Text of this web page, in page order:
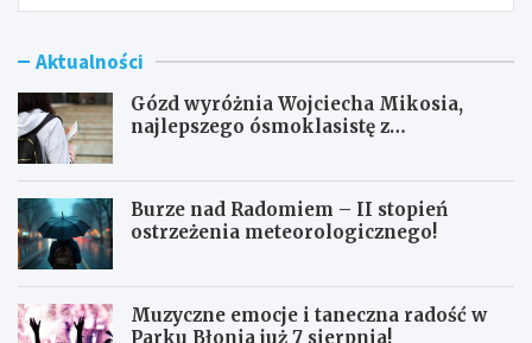
Aktualności
Gózd wyróżnia Wojciecha Mikosia,
najlepszego ósmoklasistę z
Burze nad Radomiem – II stopień
ostrzeżenia meteorologicznego!
Muzyczne emocje i taneczna radość w
Parku Błonia już 7 sierpnia!